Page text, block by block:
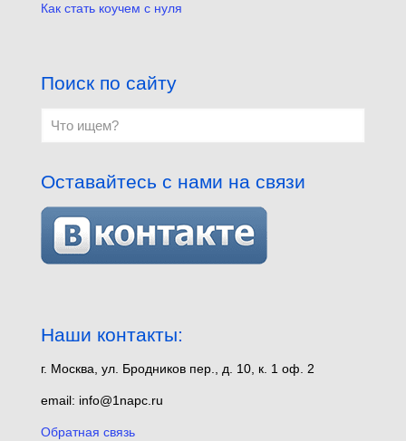
Как стать коучем с нуля
Поиск по сайту
Оставайтесь с нами на связи
Наши контакты:
г. Москва, ул. Бродников пер., д. 10, к. 1 оф. 2
email: info@1napc.ru
Обратная связь